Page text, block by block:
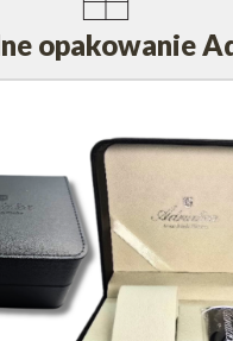
opakowanie